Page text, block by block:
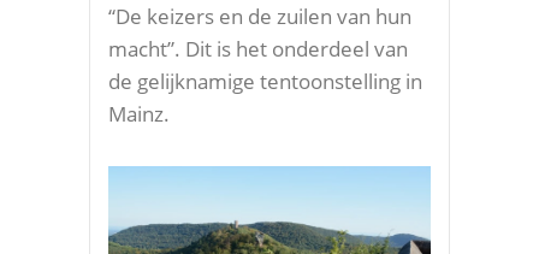
“De keizers en de zuilen van hun
macht”. Dit is het onderdeel van
de gelijknamige tentoonstelling in
Mainz.